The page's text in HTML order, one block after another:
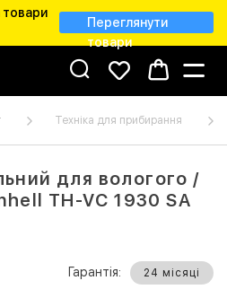
Переглянути
товари
Техніка для прибирання
для вологого /
TH-VC 1930 SA
Гарантія: 24 місяці